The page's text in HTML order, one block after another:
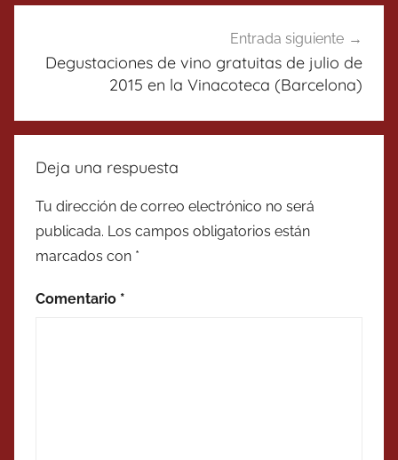
Entrada siguiente
Degustaciones de vino gratuitas de julio de
2015 en la Vinacoteca (Barcelona)
Deja una respuesta
Tu dirección de correo electrónico no será
publicada. Los campos obligatorios están
marcados con *
Comentario *